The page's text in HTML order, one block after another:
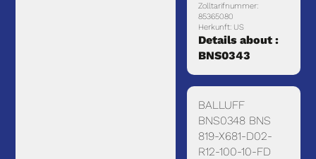
Zolltarifnummer:
85365080
Herkunft: US
Details about :
BNS0343
BALLUFF
BNS0348 BNS
819-X681-D02-
R12-100-10-FD